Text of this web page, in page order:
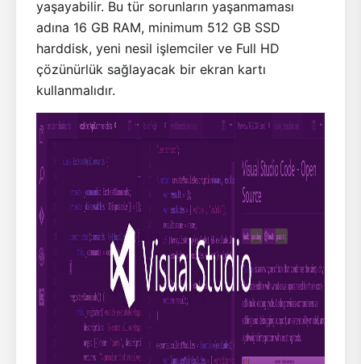
yaşayabilir. Bu tür sorunların yaşanmaması
adına 16 GB RAM, minimum 512 GB SSD
harddisk, yeni nesil işlemciler ve Full HD
çözünürlük sağlayacak bir ekran kartı
kullanmalıdır.